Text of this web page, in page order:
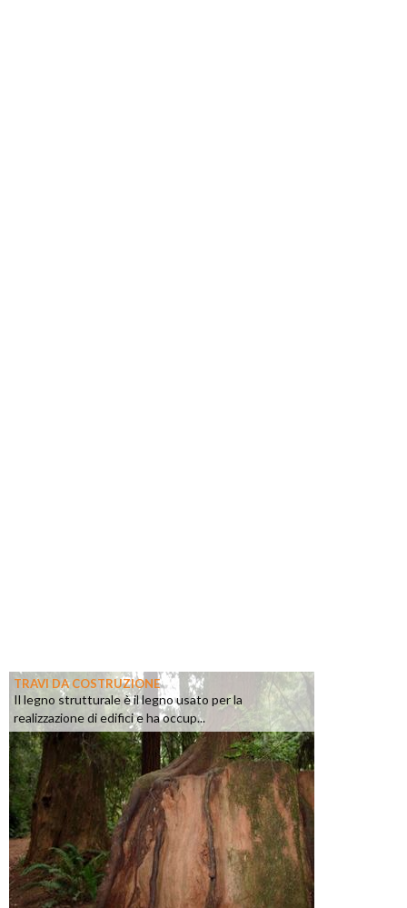
TRAVI DA COSTRUZIONE
Il legno strutturale è il legno usato per la
realizzazione di edifici e ha occup...